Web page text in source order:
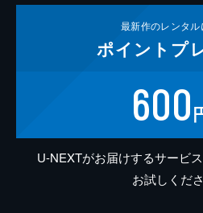
最新作のレンタ
ポイント プ
600
U-NEXTがお届けするサービ
お試しくださ